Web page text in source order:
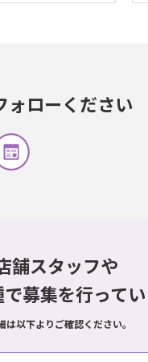
ォローください
舗スタッフや
募集を行って
以下よりご確認ください。